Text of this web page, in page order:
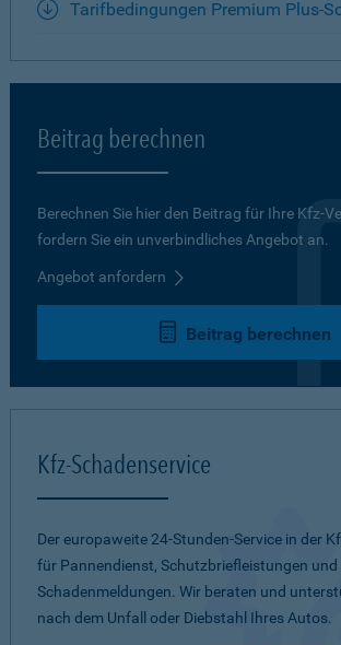
Tarifbedingungen Premium Plus-
Beitrag berechnen
Berechnen Sie hier den Beitrag für Ihre Kfz-
fordern Sie ein unverbindliches Angebot an.
Angebot anfordern
Beitrag berechnen
Kfz-Schadenservice
Der europaweite 24-Stunden-Service in der
für Pannendienst, Schutzbriefleistungen und
Schadenmeldungen. Wir beraten und
nach dem Unfall oder Diebstahl Ihres Autos.